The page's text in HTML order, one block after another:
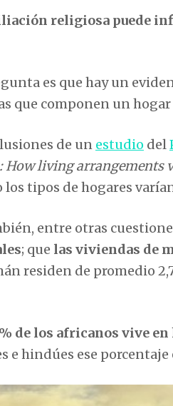
religiosa puede
es que hay un
que componen un
de un estudio del
How living
los tipos de hogares
entre otras
; que las viviendas de
residen de promedio
de los africanos vive en
e hindúes ese porcentaje